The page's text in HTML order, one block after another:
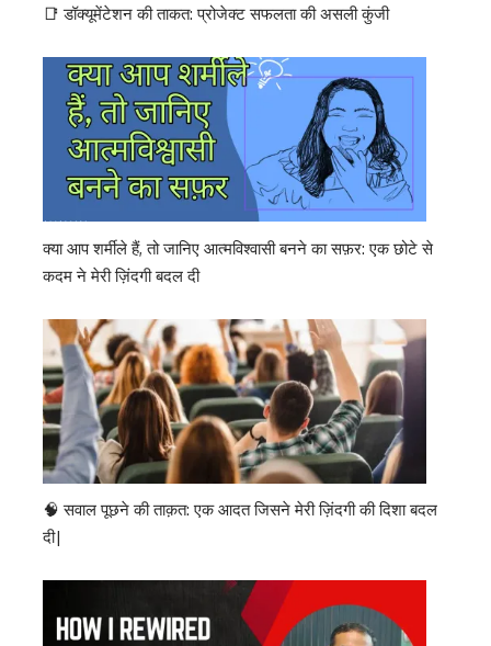
📑 डॉक्यूमेंटेशन की ताकत: प्रोजेक्ट सफलता की असली कुंजी
क्या आप शर्मीले हैं, तो जानिए आत्मविश्वासी बनने का सफ़र: एक छोटे से
कदम ने मेरी ज़िंदगी बदल दी
🧠 सवाल पूछने की ताक़त: एक आदत जिसने मेरी ज़िंदगी की दिशा बदल
दी|